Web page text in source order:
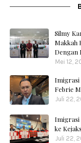
Silmy
Makkah
Dengan
Mei 12,
Imigrasi
Febrie
Juli 22,
Imigrasi
ke
Juli 22,